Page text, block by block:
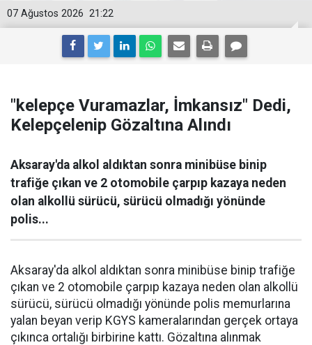
21:22
07 Ağustos 2026
"kelepçe Vuramazlar, İmkansız" Dedi,
Kelepçelenip Gözaltına Alındı
Aksaray'da alkol aldıktan sonra minibüse binip
trafiğe çıkan ve 2 otomobile çarpıp kazaya neden
olan alkollü sürücü, sürücü olmadığı yönünde
polis...
Aksaray'da alkol aldıktan sonra minibüse binip trafiğe
çıkan ve 2 otomobile çarpıp kazaya neden olan alkollü
sürücü, sürücü olmadığı yönünde polis memurlarına
yalan beyan verip KGYS kameralarından gerçek ortaya
çıkınca ortalığı birbirine kattı. Gözaltına alınmak